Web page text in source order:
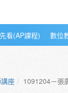
看(AP課程) 數位
座 1091204－張